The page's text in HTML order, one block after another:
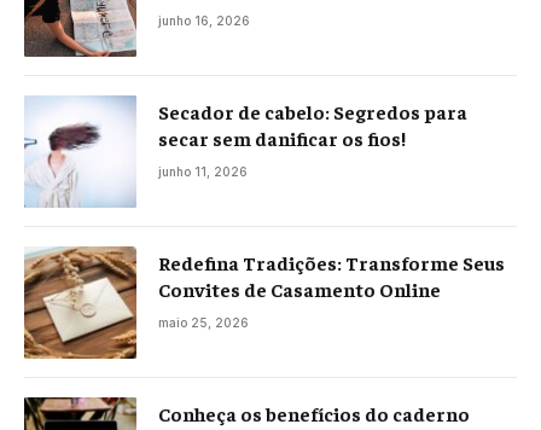
junho 16, 2026
Secador de cabelo: Segredos para
secar sem danificar os fios!
junho 11, 2026
Redefina Tradições: Transforme Seus
Convites de Casamento Online
maio 25, 2026
Conheça os benefícios do caderno